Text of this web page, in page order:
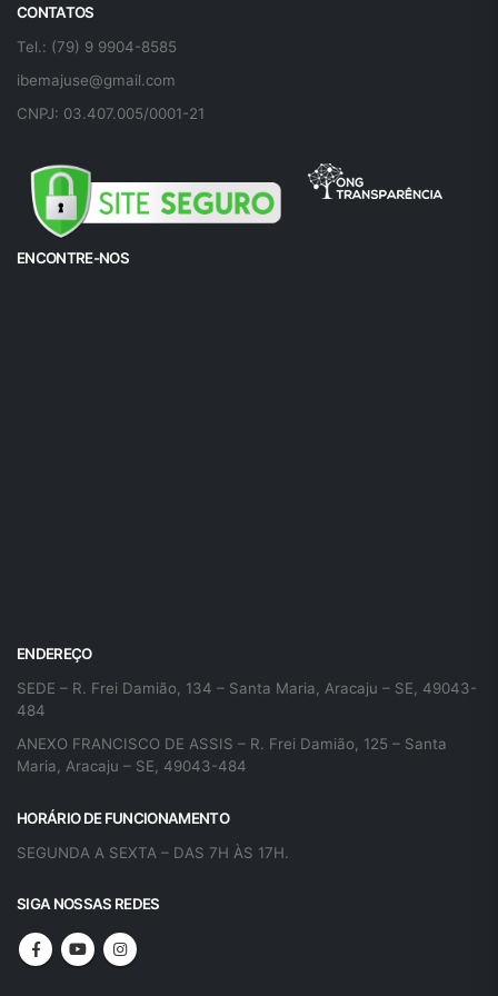
CONTATOS
Tel.: (79) 9 9904-8585
ibemajuse@gmail.com
CNPJ: 03.407.005/0001-21
ENCONTRE-NOS
ENDEREÇO
SEDE – R. Frei Damião, 134 – Santa Maria, Aracaju – SE, 49043-
484
ANEXO FRANCISCO DE ASSIS – R. Frei Damião, 125 – Santa
Maria, Aracaju – SE, 49043-484
HORÁRIO DE FUNCIONAMENTO
SEGUNDA A SEXTA – DAS 7H ÀS 17H.
SIGA NOSSAS REDES